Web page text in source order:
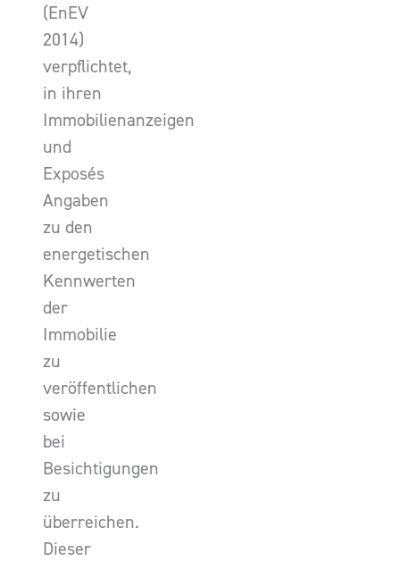
(EnEV
2014)
verpflichtet,
in ihren
Immobilienanzeigen
und
Exposés
Angaben
zu den
energetischen
Kennwerten
der
Immobilie
zu
veröffentlichen
sowie
bei
Besichtigungen
zu
überreichen.
Dieser